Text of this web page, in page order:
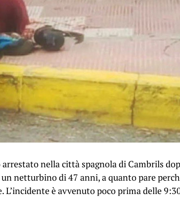
nella città spagnola di Cambrils
netturbino di 47 anni, a quanto pare
è avvenuto poco prima delle